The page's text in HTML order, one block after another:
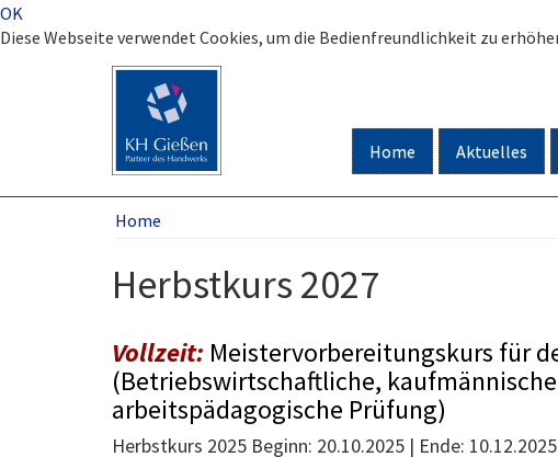
OK
Diese Webseite verwendet Cookies, um die Bedienfreundlichkeit zu
Home Aktuelles
Home
Herbstkurs 2027
Vollzeit: Meistervorbereitungskurs für
(Betriebswirtschaftliche,
arbeitspädagogische Prüfung)
Herbstkurs 2025 Beginn: 20.10.2025 | Ende: 10.12.2025